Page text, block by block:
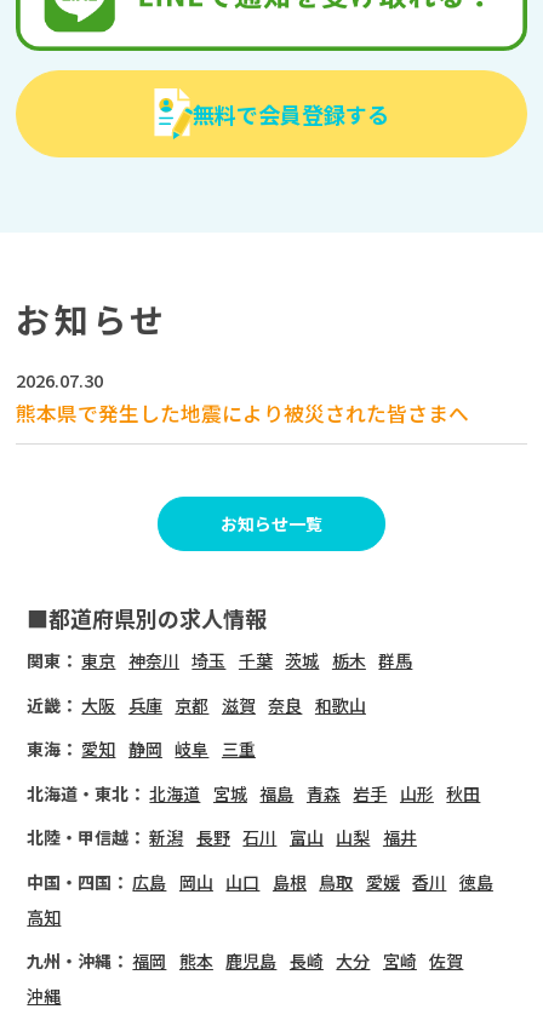
無料で会員登録する
お知らせ
2026.07.30
熊本県で発生した地震により被災された皆さまへ
お知らせ一覧
■都道府県別の求人情報
関東： 東京 神奈川 埼玉 千葉 茨城 栃木 群馬
近畿： 大阪 兵庫 京都 滋賀 奈良 和歌山
東海： 愛知 静岡 岐阜
三重
北海道・東北： 北海道 宮城 福島 青森 岩手 山形 秋田
北陸・甲信越： 新潟 長野 石川 富山 山梨 福井
中国・四国： 広島 岡山 山口 島根 鳥取 愛媛 香川 徳島
高知
九州・沖縄： 福岡 熊本 鹿児島 長崎 大分 宮崎 佐賀
沖縄